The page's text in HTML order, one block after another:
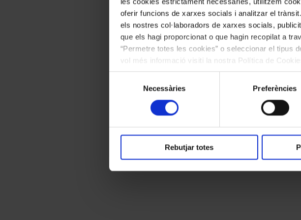
oferir funcions de xarxes socials i analitzar el
els nostres col·laboradors de xarxes socials,
que els hagi proporcionat o que hagin recopilat a
“Permetre totes les cookies” o seleccionar el tipus
vol més informació visiti la nostra Política de
les cookies en qualsevol moment.
consentiment
Necessàries Preferències
Rebutjar totes